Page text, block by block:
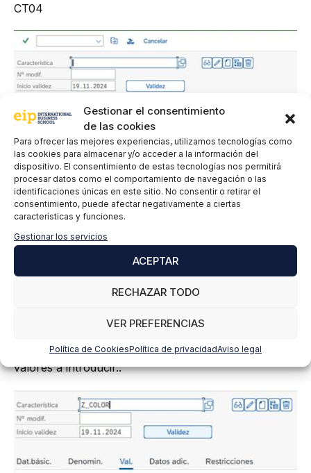
Gestionar el consentimiento
de las cookies
Para ofrecer las mejores experiencias, utilizamos tecnologías como
las cookies para almacenar y/o acceder a la información del
dispositivo. El consentimiento de estas tecnologías nos permitirá
procesar datos como el comportamiento de navegación o las
identificaciones únicas en este sitio. No consentir o retirar el
consentimiento, puede afectar negativamente a ciertas
características y funciones.
Gestionar los servicios
ACEPTAR
RECHAZAR TODO
VER PREFERENCIAS
Política de CookiesPolítica de privacidadAviso legal
CT04
Ocurre lo mismo que en la clase como tal, una vez la
de librado, bloqueado… Tenemos otro menú con los
valores a introducir..